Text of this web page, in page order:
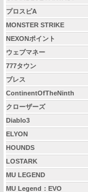
プロスピA
MONSTER STRIKE
NEXONポイント
ウェブマネー
777タウン
ブレス
ContinentOfTheNinth
クローザーズ
Diablo3
ELYON
HOUNDS
LOSTARK
MU LEGEND
MU Legend：EVO